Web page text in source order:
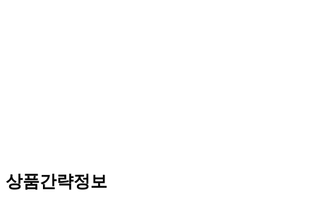
상품간략정보